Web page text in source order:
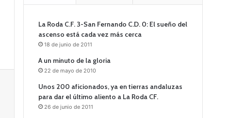
La Roda C.F. 3-San Fernando C.D. 0: El sueño del
ascenso está cada vez más cerca
18 de junio de 2011
A un minuto de la gloria
22 de mayo de 2010
Unos 200 aficionados, ya en tierras andaluzas
para dar el último aliento a La Roda CF.
26 de junio de 2011